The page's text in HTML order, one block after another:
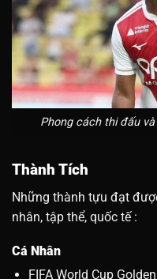
Phong cách thi đấu
Thành Tích
Những thành tựu đạt
nhân, tập thể, quốc tế :
Cá Nhân
FIFA World Cup